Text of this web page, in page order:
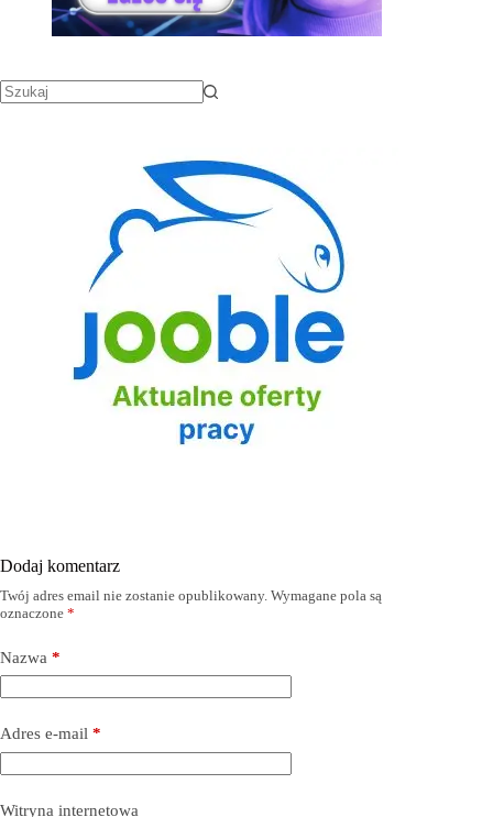
Dodaj komentarz
Twój adres email nie zostanie opublikowany. Wymagane pola są
oznaczone *
Nazwa *
Adres e-mail *
Witryna internetowa